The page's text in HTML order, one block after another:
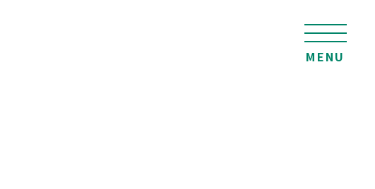
MENU